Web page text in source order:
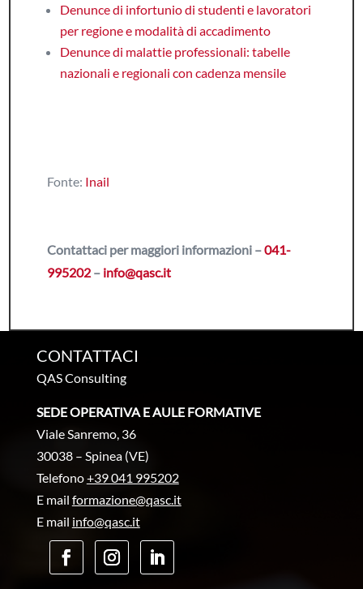
Denunce di infortunio di studenti e lavoratori
per regione e modalità di accadimento
Denunce di malattie professionali: tabelle
nazionali e regionali con cadenza mensile
Fonte: Inail
Contattaci per maggiori informazioni –041-
995202 – info@qasc.it
CONTATTACI
QAS Consulting
SEDE OPERATIVA E AULE FORMATIVE
Viale Sanremo, 36
30038 – Spinea (VE)
Telefono+39 041 995202
E mail formazione@qasc.it
E mail info@qasc.it